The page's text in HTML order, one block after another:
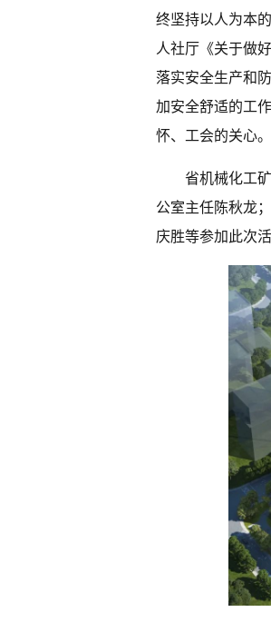
终坚持以人为本
人社厅《关于做
落实安全生产和
加安全舒适的工
怀、工会的关心。
省机械化工
公室主任陈秋龙
庆胜等参加此次活